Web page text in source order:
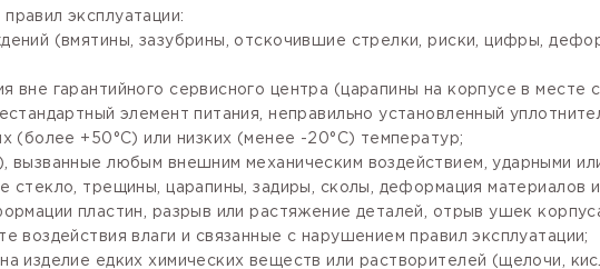
эксплуатации:
(вмятины, зазубрины, отскочившие стрелки, риски, цифры,
вне гарантийного сервисного центра (царапины на корпусе в
элемент питания, неправильно установленный
(более +50°С) или низких (менее -20°С) температур;
вызванные любым внешним механическим воздействием, ударными
стекло, трещины, царапины, задиры, сколы, деформация материалов
пластин, разрыв или растяжение деталей, отрыв ушек
воздействия влаги и связанные с нарушением правил эксплуатации;
изделие едких химических веществ или растворителей (щелочи,